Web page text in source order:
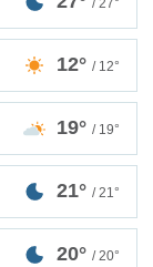
/ 27°
12° / 12°
19° / 19°
21° / 21°
20° / 20°